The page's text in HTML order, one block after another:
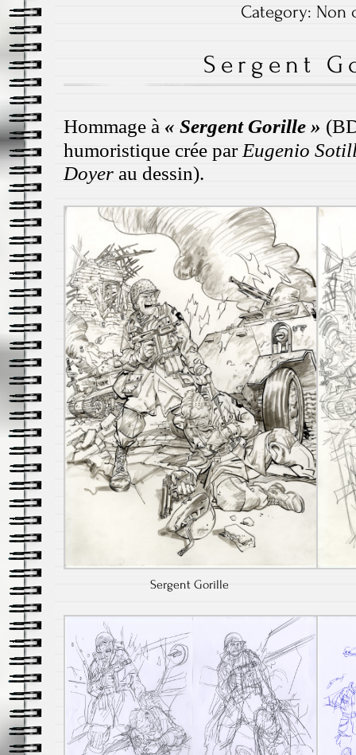
Category: Non
Sergent
Hommage à « Sergent Gorille »
humoristique crée par Eugenio
Doyer au dessin).
Sergent Gorille